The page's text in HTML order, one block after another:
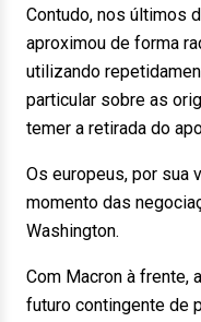
Contudo, nos últimos
aproximou de forma
utilizando
particular sobre as
temer a retirada do
Os europeus, por sua
momento das
Washington.
Com Macron à frente,
futuro contingente de